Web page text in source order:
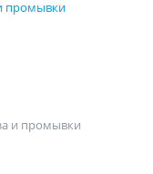
и промывки